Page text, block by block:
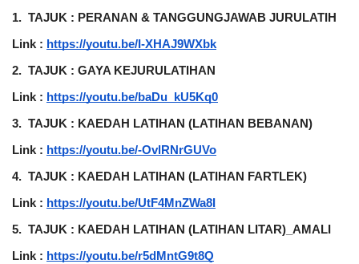
1. TAJUK : PERANAN & TANGGUNGJAWAB JURULATIH
Link : https://youtu.be/I-XHAJ9WXbk
2. TAJUK : GAYA KEJURULATIHAN
Link : https://youtu.be/baDu_kU5Kq0
3. TAJUK : KAEDAH LATIHAN (LATIHAN BEBANAN)
Link : https://youtu.be/-OvlRNrGUVo
4. TAJUK : KAEDAH LATIHAN (LATIHAN FARTLEK)
Link : https://youtu.be/UtF4MnZWa8I
5. TAJUK : KAEDAH LATIHAN (LATIHAN LITAR)_AMALI
Link : https://youtu.be/r5dMntG9t8Q